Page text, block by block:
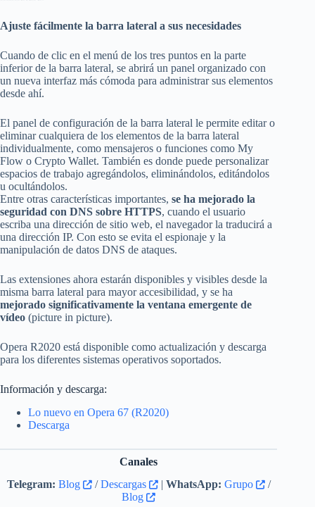
Ajuste fácilmente la barra lateral a sus necesidades
Cuando de clic en el menú de los tres puntos en la parte
inferior de la barra lateral, se abrirá un panel organizado con
un nueva interfaz más cómoda para administrar sus elementos
desde ahí.
El panel de configuración de la barra lateral le permite editar o
eliminar cualquiera de los elementos de la barra lateral
individualmente, como mensajeros o funciones como My
Flow o Crypto Wallet. También es donde puede personalizar
espacios de trabajo agregándolos, eliminándolos, editándolos
u ocultándolos.
Entre otras características importantes, se ha mejorado la
seguridad con DNS sobre HTTPS, cuando el usuario
escriba una dirección de sitio web, el navegador la traducirá a
una dirección IP. Con esto se evita el espionaje y la
manipulación de datos DNS de ataques.
Las extensiones ahora estarán disponibles y visibles desde la
misma barra lateral para mayor accesibilidad, y se ha
mejorado significativamente la ventana emergente de
vídeo (picture in picture).
Opera R2020 está disponible como actualización y descarga
para los diferentes sistemas operativos soportados.
Información y descarga:
Lo nuevo en Opera 67 (R2020)
Descarga
Canales
Telegram: Blog /Descargas | WhatsApp: Grupo
/
Blog